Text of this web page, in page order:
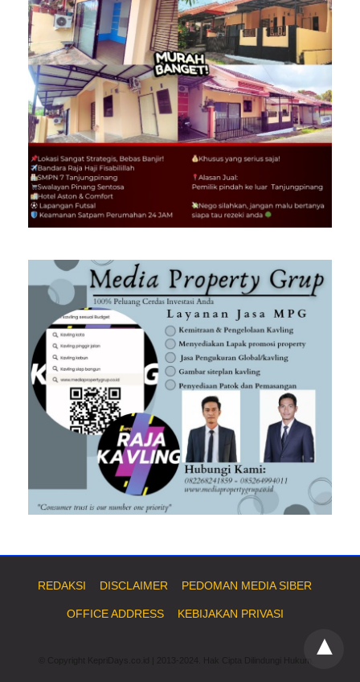
REDAKSI DISCLAIMER PEDOMAN MEDIA SIBER
OFFICE ADDRESS KEBIJAKAN PRIVASI
© Copyright KepriDays.co.id | 2013-2024. Hak Cipta Dilindungi Hukum.